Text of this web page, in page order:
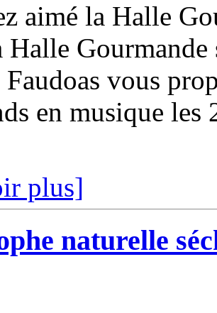
aimé la Halle
Halle
vous
en musique
plus]
naturelle